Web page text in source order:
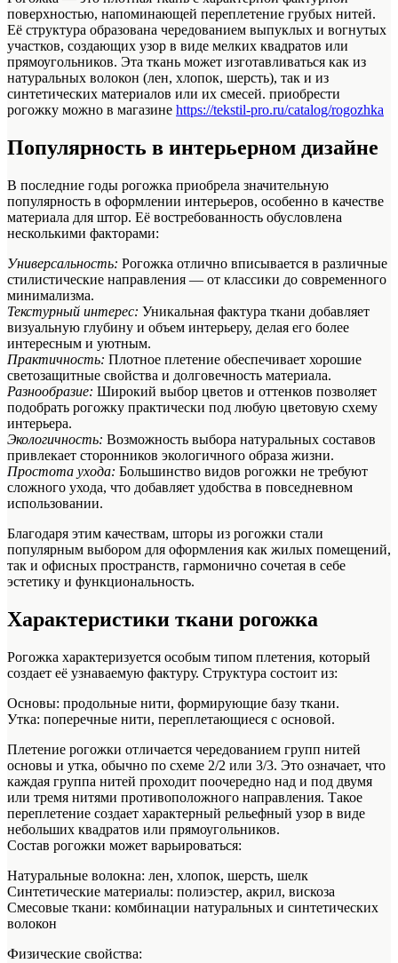
поверхностью, напоминающей переплетение грубых нитей.
Её структура образована чередованием выпуклых и вогнутых
участков, создающих узор в виде мелких квадратов или
прямоугольников. Эта ткань может изготавливаться как из
натуральных волокон (лен, хлопок, шерсть), так и из
синтетических материалов или их смесей. приобрести
рогожку можно в магазине https://tekstil-pro.ru/catalog/rogozhka
Популярность в интерьерном дизайне
В последние годы рогожка приобрела значительную
популярность в оформлении интерьеров, особенно в качестве
материала для штор. Её востребованность обусловлена
несколькими факторами:
Универсальность: Рогожка отлично вписывается в различные
стилистические направления — от классики до современного
минимализма.
Текстурный интерес: Уникальная фактура ткани добавляет
визуальную глубину и объем интерьеру, делая его более
интересным и уютным.
Практичность: Плотное плетение обеспечивает хорошие
светозащитные свойства и долговечность материала.
Разнообразие: Широкий выбор цветов и оттенков позволяет
подобрать рогожку практически под любую цветовую схему
интерьера.
Экологичность: Возможность выбора натуральных составов
привлекает сторонников экологичного образа жизни.
Простота ухода: Большинство видов рогожки не требуют
сложного ухода, что добавляет удобства в повседневном
использовании.
Благодаря этим качествам, шторы из рогожки стали
популярным выбором для оформления как жилых помещений,
так и офисных пространств, гармонично сочетая в себе
эстетику и функциональность.
Характеристики ткани рогожка
Рогожка характеризуется особым типом плетения, который
создает её узнаваемую фактуру. Структура состоит из:
Основы: продольные нити, формирующие базу ткани.
Утка: поперечные нити, переплетающиеся с основой.
Плетение рогожки отличается чередованием групп нитей
основы и утка, обычно по схеме 2/2 или 3/3. Это означает, что
каждая группа нитей проходит поочередно над и под двумя
или тремя нитями противоположного направления. Такое
переплетение создает характерный рельефный узор в виде
небольших квадратов или прямоугольников.
Состав рогожки может варьироваться:
Натуральные волокна: лен, хлопок, шерсть, шелк
Синтетические материалы: полиэстер, акрил, вискоза
Смесовые ткани: комбинации натуральных и синтетических
волокон
Физические свойства: